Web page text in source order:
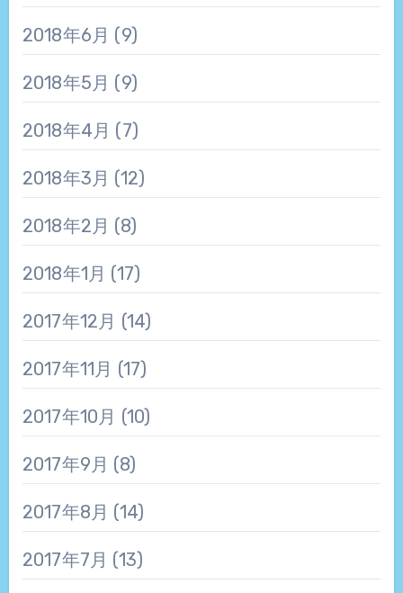
2018年6月 (9)
2018年5月 (9)
2018年4月 (7)
2018年3月 (12)
2018年2月 (8)
2018年1月 (17)
2017年12月 (14)
2017年11月 (17)
2017年10月 (10)
2017年9月 (8)
2017年8月 (14)
2017年7月 (13)